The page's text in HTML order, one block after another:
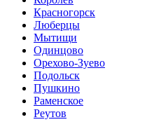
Красногорск
Люберцы
Мытищи
Одинцово
Орехово-Зуево
Подольск
Пушкино
Раменское
Реутов